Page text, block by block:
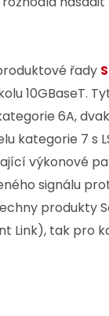
řady
10GBaseT.
6A,
kategorie 7 s
výkonové
signálu
produkty
Link), tak pro